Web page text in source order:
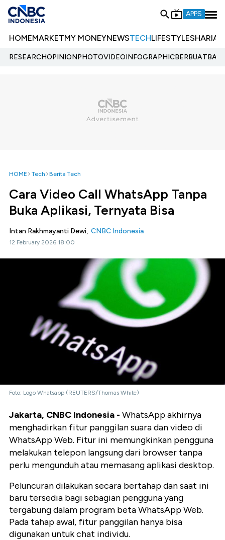
APPS
HOMEMARKETMY MONEYNEWSTECHLIFESTYLESHARIA
RESEARCHOPINIONPHOTOVIDEOINFOGRAPHIC
HOME Tech Berita Tech
Cara Video Call WhatsApp Tanpa
Buka Aplikasi, Ternyata Bisa
Intan Rakhmayanti Dewi, CNBC Indonesia
12 February 2026 18:00
Foto: Logo Whatsapp (REUTERS/Thomas White)
Jakarta, CNBC Indonesia - WhatsApp akhirnya
menghadirkan fitur panggilan suara dan video di
WhatsApp Web. Fitur ini memungkinkan pengguna
melakukan telepon langsung dari browser tanpa
perlu mengunduh atau memasang aplikasi desktop.
Peluncuran dilakukan secara bertahap dan saat ini
baru tersedia bagi sebagian pengguna yang
tergabung dalam program beta WhatsApp Web.
Pada tahap awal, fitur panggilan hanya bisa
digunakan untuk chat individu.